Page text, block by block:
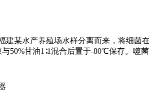
建某水产养殖场水样分离而来，将细菌
50%甘油1∶1混合后置于-80℃保存。噬